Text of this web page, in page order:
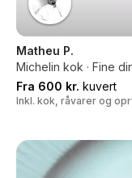
Matheu P.
Michelin kok · Fine
Fra 600 kr. kuvert
Inkl. kok, råvarer og